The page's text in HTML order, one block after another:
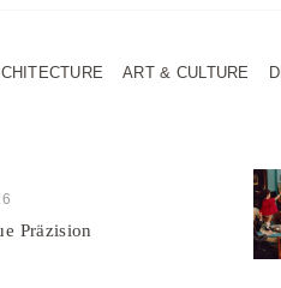
ART & CULTURE
Präzision